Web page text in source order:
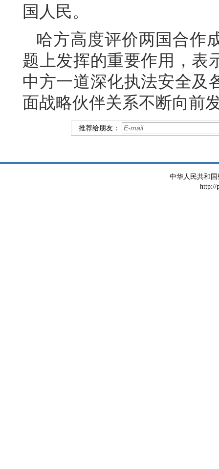
国人民。
哈方高度评价两国合作
题上发挥的重要作用，表
中方一道深化执法安全及
面战略伙伴关系不断向前
推荐给朋友：
中华人民共和
http://